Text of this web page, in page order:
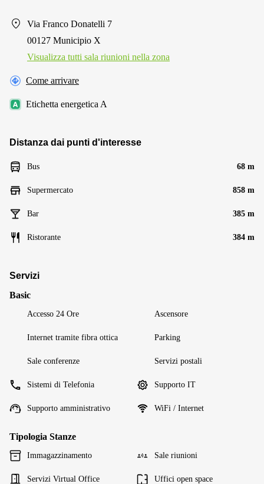
Via Franco Donatelli 7
00127 Municipio X
Visualizza tutti sala riunioni nella zona
Come arrivare
Etichetta energetica A
Distanza dai punti d'interesse
Bus 68 m
Supermercato 858 m
Bar 385 m
Ristorante 384 m
Servizi
Basic
Accesso 24 Ore Ascensore
Internet tramite fibra ottica Parking
Sale conferenze Servizi postali
Sistemi di Telefonia Supporto IT
Supporto amministrativo WiFi / Internet
Tipologia Stanze
Immagazzinamento Sale riunioni
Servizi Virtual Office Uffici open space